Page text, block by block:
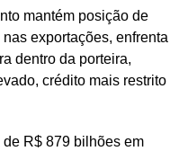
mantém posição de
exportações, enfrenta
dentro da porteira,
crédito mais restrito
R$ 879 bilhões em